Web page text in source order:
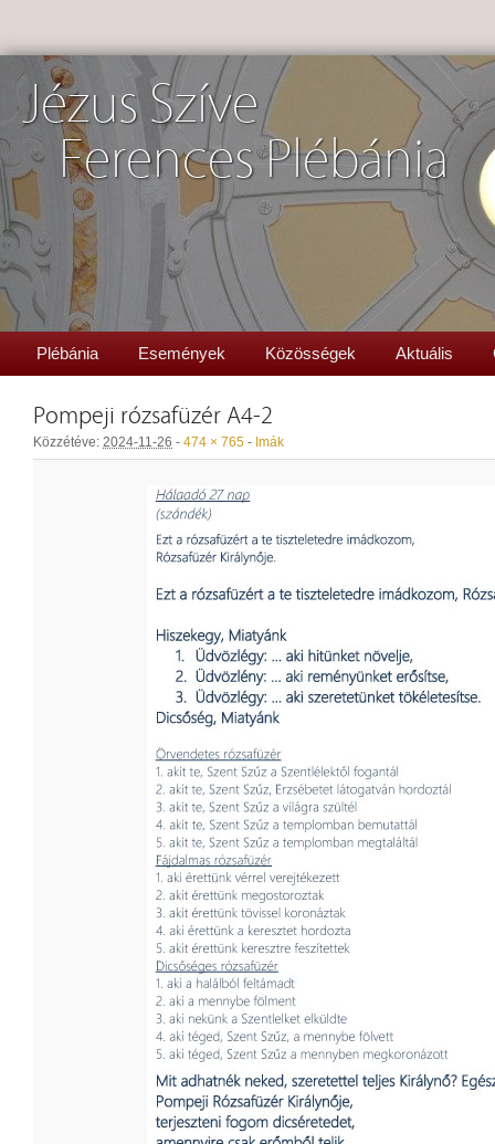
Jézus Szíve
Ferences Plébánia
Plébánia Események Közösségek Aktuális
Pompeji rózsafüzér A4-2
Közzétéve: 2024-11-26 - 474 × 765 - Imák